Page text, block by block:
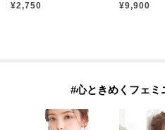
¥2,750 ¥9,900
#心ときめくフェミ